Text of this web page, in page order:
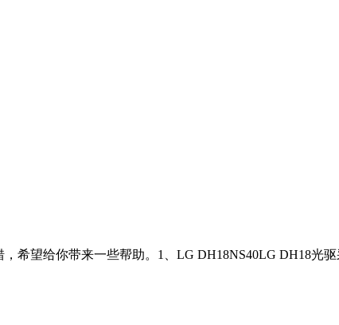
希望给你带来一些帮助。1、LG DH18NS40LG DH18光